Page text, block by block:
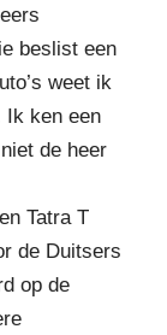
beslist een
weet ik
Ik ken een
de heer
Tatra T
de Duitsers
op de